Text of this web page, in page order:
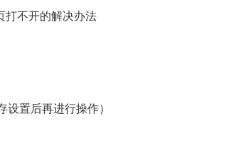
置后再进行操作）